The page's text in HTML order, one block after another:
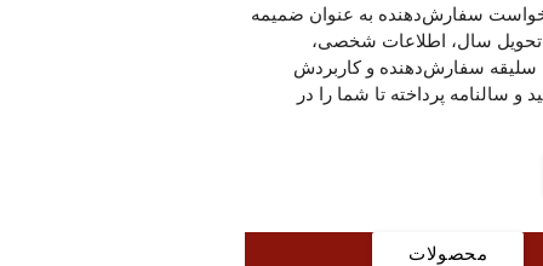
سفارش‌دهنده به عنوان ضمیمه
سال، اطلاعات شخصی،
سفارش‌دهنده و کاربردش
سالنامه پرداخته تا شما را در
محصولات